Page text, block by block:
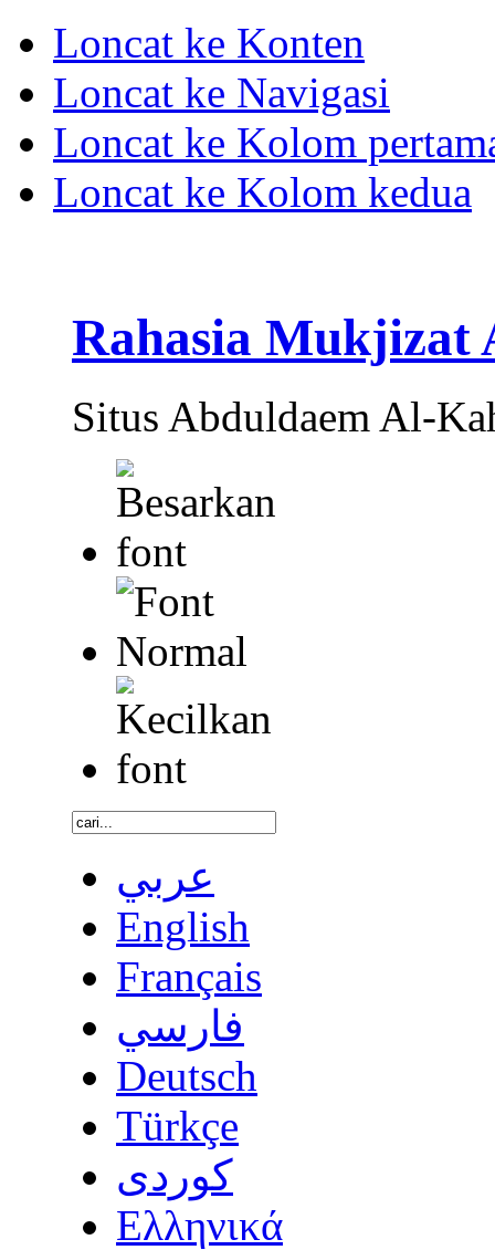
Loncat ke Konten
Loncat ke Navigasi
Loncat ke Kolom
Loncat ke Kolom kedua
Rahasia Mukjizat
Situs Abduldaem Al-
عربي
English
Français
فارسي
Deutsch
Türkçe
كوردى
Ελληνικά